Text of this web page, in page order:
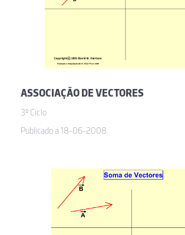
ASSOCIAÇÃO DE VECTORES
3º Ciclo
Publicado a 18-06-2008